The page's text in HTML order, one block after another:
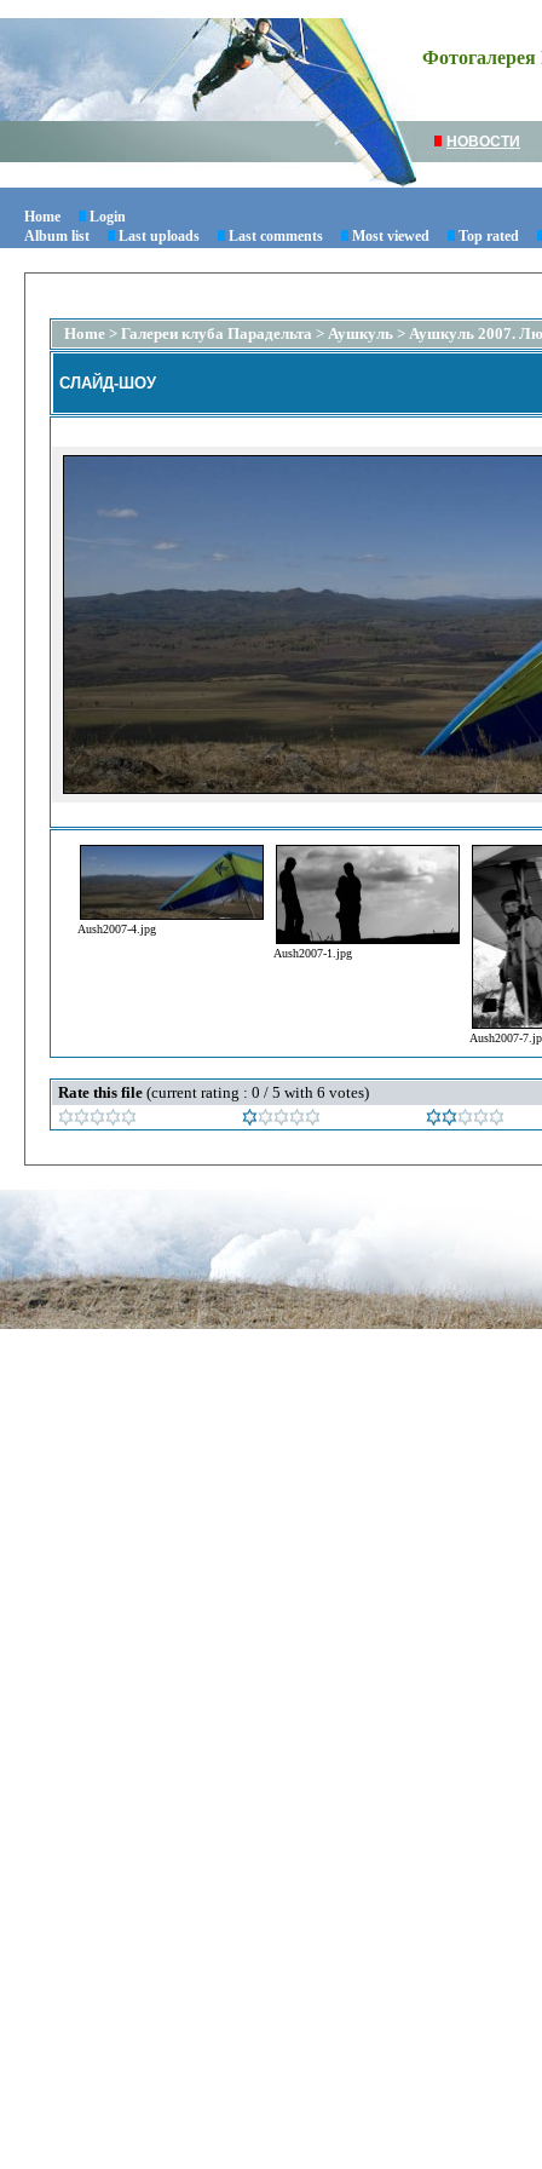
Фотогалерея
НОВОСТИ
Home
Login
Album list
Last uploads Last comments Most viewed Top rated
Home > Галереи клуба Парадельта > Аушкуль > Аушкуль 2007.
СЛАЙД-ШОУ
Aush2007-4.jpg
Aush2007-1.jpg
Aush2007-
Rate this file (current rating : 0 / 5 with 6 votes)